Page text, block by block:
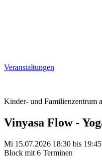
Veranstaltungen
Kinder- und Familienzentrum
Vinyasa Flow -
Mi 15.07.2026 18:30 bis
Block mit 6 Terminen